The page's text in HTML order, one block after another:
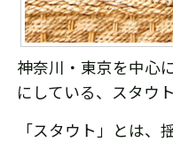
神奈川・東京を中心
にしている、スタウ
「スタウト」とは、